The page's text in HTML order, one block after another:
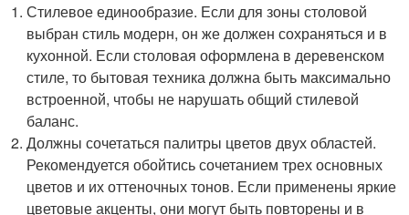
Стилевое единообразие. Если для зоны столовой
выбран стиль модерн, он же должен сохраняться и в
кухонной. Если столовая оформлена в деревенском
стиле, то бытовая техника должна быть максимально
встроенной, чтобы не нарушать общий стилевой
баланс.
Должны сочетаться палитры цветов двух областей.
Рекомендуется обойтись сочетанием трех основных
цветов и их оттеночных тонов. Если применены яркие
цветовые акценты, они могут быть повторены и в